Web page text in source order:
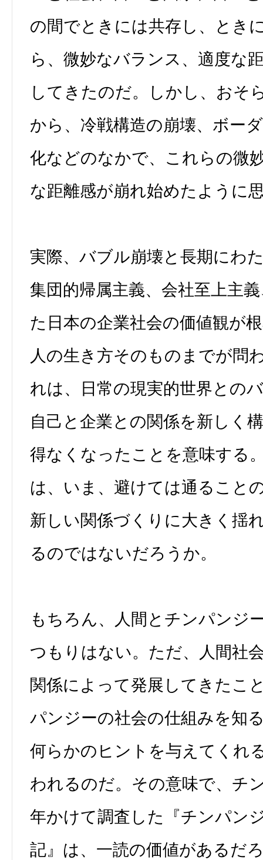
の間でときには共存し、とき
ら、微妙なバランス、適度な
してきたのだ。しかし、おそ
から、冷戦構造の崩壊、ボー
化などのなかで、これらの微
な距離感が崩れ始めたように
実際、バブル崩壊と長期にわ
集団的帰属主義、会社至上主
た日本の企業社会の価値観が
人の生き方そのものまでが問
れは、日常の現実的世界との
自己と企業との関係を新しく
得なくなったことを意味する
は、いま、避けては通ること
新しい関係づくりに大きく揺
るのではないだろうか。
もちろん、人間とチンパンジ
つもりはない。ただ、人間社
関係によって発展してきたこ
パンジーの社会の仕組みを知
何らかのヒントを与えてくれ
われるのだ。その意味で、チ
年かけて調査した『チンパン
記』は、一読の価値があるだ